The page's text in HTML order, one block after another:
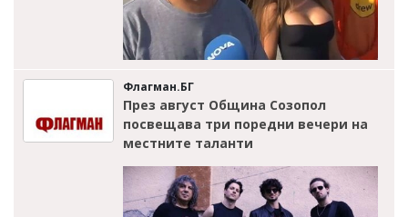
Флагман.БГ
През август Община Созопол
посвещава три поредни вечери на
местните таланти